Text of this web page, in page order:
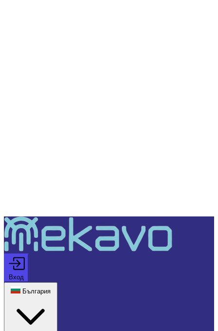
Вход
България